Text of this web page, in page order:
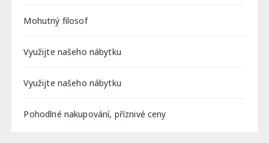
Mohutný filosof
Využijte našeho nábytku
Využijte našeho nábytku
Pohodlné nakupování, příznivé ceny